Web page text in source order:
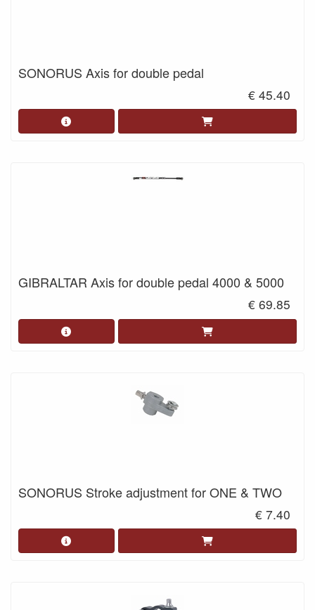
SONORUS Axis for double pedal
€ 45.40
GIBRALTAR Axis for double pedal 4000 & 5000
€ 69.85
SONORUS Stroke adjustment for ONE & TWO
€ 7.40